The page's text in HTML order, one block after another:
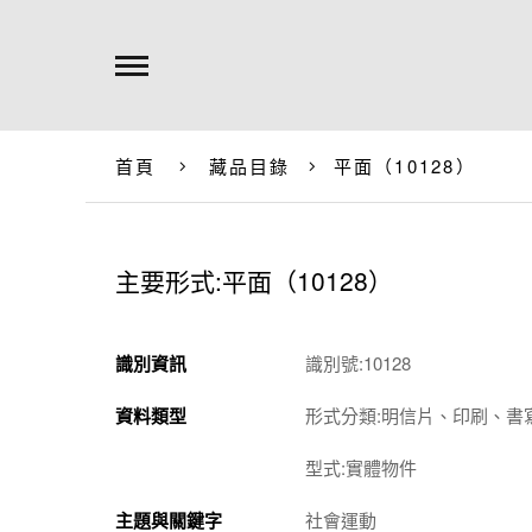
首頁 藏品目錄 平面（10128）
主要形式:平面（10128）
識別資訊 識別號:10128
資料類型 形式分類:明信片、印刷、書
型式:實體物件
主題與關鍵字 社會運動